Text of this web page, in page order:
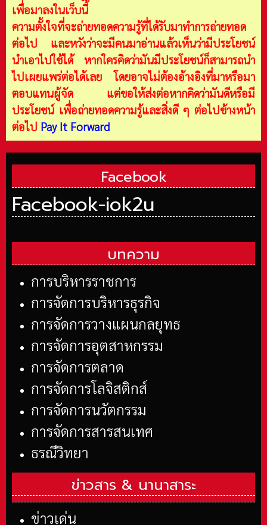
เพื่อมาลงในเว็บนี้
ความตั้งใจที่จะถ่ายทอดความรู้ที่ได้รับมาทำการถ่ายทอด
ต่อไป และหวังว่าจะมีคนมาอ่านแล้วเห็นว่ามีประโยชน์
นำเอาไปใช้ได้ หากใครคิดว่ามันมีประโยชน์ก็สามารถนำ
ไปเผยแพร่ต่อได้เลย โดยอาจไม่ต้องอ้างอิงที่มาหรือมา
ตอบแทนผู้จัด แต่ขอให้ส่งต่อหากคิดว่ามันดีหรือมี
ประโยชน์ เพื่อถ่ายทอดความรู้และสิ่งดี ๆ ต่อไปข้างหน้า
ต่อไป Pay It Forward
Facebook
Facebook-iok2u
บทความ
การบริหารราชการ
การจัดการบริหารธุรกิจ
การจัดการวางแผนกลยุทธ
การจัดการอุตสาหกรรม
การจัดการตลาด
การจัดการโลจิสติกส์
การจัดการนวัตกรรม
การจัดการสารสนเทศ
ธรณีวิทยา
ข่าวสาร & นานาสาระ
ข่าวเด่น